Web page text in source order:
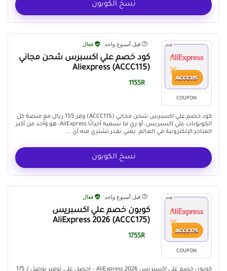
نسخ الكوبون
COUPON
قبل أسبوع واحد فعال
كود خصم علي اكسبرس شحن مجاني
(ACCC115) Aliexpress
115SR
كود خصم علي اكسبرس شحن مجاني (ACCC115) وفر 155 ريال مع منصة كل
الكوبونات علي اكسبريس، أو زي ما نسميه أحيانًا AliExpress، هو واحد من أكبر
المتاجر الإلكترونية في العالم. يعني تقدر تشتري منه أي ...
نسخ الكوبون
COUPON
قبل أسبوع واحد فعال
كوبون خصم علي اكسبريس
(ACCC175) AliExpress 2026
175SR